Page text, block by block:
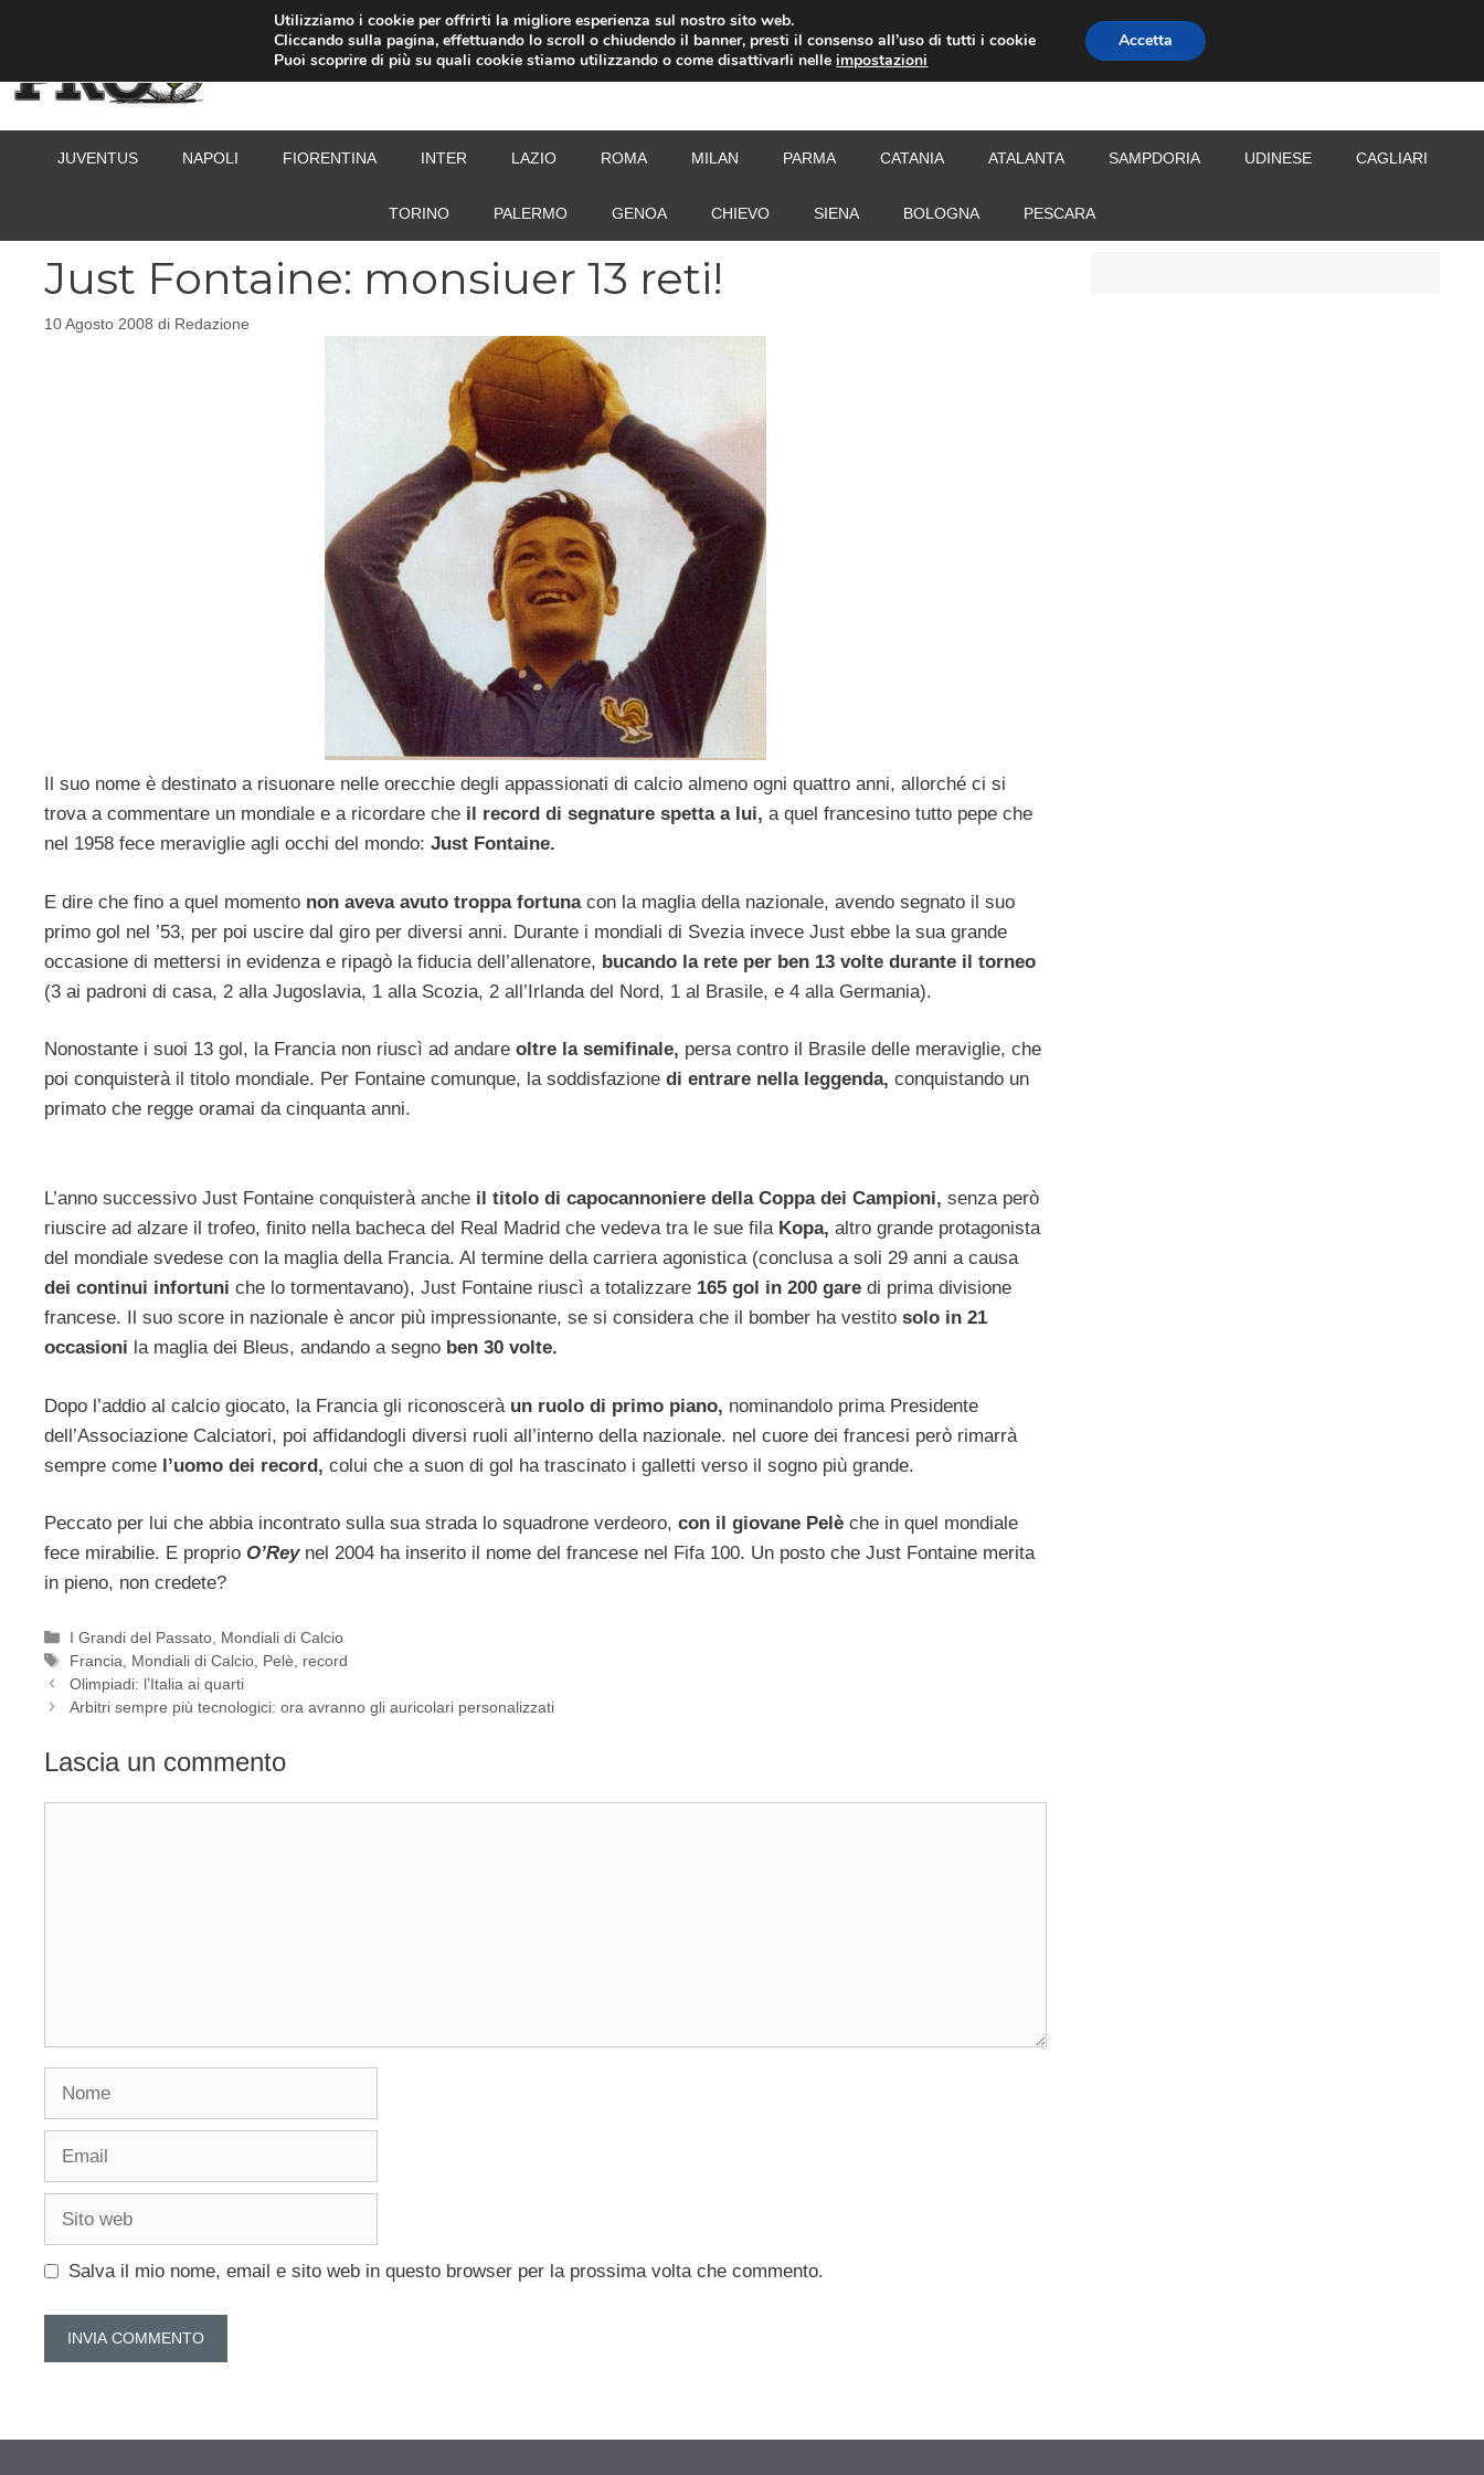
CALCIOMERCATO
JUVENTUS NAPOLI FIORENTINA INTER LAZIO ROMA MILAN PARMA CATANIA ATALANTA SAMPDORIA UDINESE CAGLIARI
TORINO PALERMO GENOA CHIEVO SIENA BOLOGNA PESCARA
Just Fontaine: monsiuer 13 reti!
10 Agosto 2008 di Redazione
Il suo nome è destinato a risuonare nelle orecchie degli appassionati di calcio almeno ogni quattro anni, allorché ci si
trova a commentare un mondiale e a ricordare che il record di segnature spetta a lui, a quel francesino tutto pepe che
nel 1958 fece meraviglie agli occhi del mondo: Just Fontaine.
E dire che fino a quel momento non aveva avuto troppa fortunacon la maglia della nazionale, avendo segnato il suo
primo gol nel ’53, per poi uscire dal giro per diversi anni. Durante i mondiali di Svezia invece Just ebbe la sua grande
occasione di mettersi in evidenza e ripagò la fiducia dell’allenatore, bucando la rete per ben 13 volte durante il torneo
(3 ai padroni di casa, 2 alla Jugoslavia, 1 alla Scozia, 2 all’Irlanda del Nord, 1 al Brasile, e 4 alla Germania).
Nonostante i suoi 13 gol, la Francia non riuscì ad andare oltre la semifinale, persa contro il Brasile delle meraviglie, che
poi conquisterà il titolo mondiale. Per Fontaine comunque, la soddisfazione di entrare nella leggenda, conquistando un
primato che regge oramai da cinquanta anni.
L’anno successivo Just Fontaine conquisterà anche il titolo di capocannoniere della Coppa dei Campioni, senza però
riuscire ad alzare il trofeo, finito nella bacheca del Real Madrid che vedeva tra le sue fila Kopa, altro grande protagonista
del mondiale svedese con la maglia della Francia. Al termine della carriera agonistica (conclusa a soli 29 anni a causa
dei continui infortuni che lo tormentavano), Just Fontaine riuscì a totalizzare 165 gol in 200 gare di prima divisione
francese. Il suo score in nazionale è ancor più impressionante, se si considera che il bomber ha vestito solo in 21
occasioni la maglia dei Bleus, andando a segno ben 30 volte.
Dopo l’addio al calcio giocato, la Francia gli riconoscerà un ruolo di primo piano, nominandolo prima Presidente
dell’Associazione Calciatori, poi affidandogli diversi ruoli all’interno della nazionale. nel cuore dei francesi però rimarrà
sempre come l’uomo dei record, colui che a suon di gol ha trascinato i galletti verso il sogno più grande.
Peccato per lui che abbia incontrato sulla sua strada lo squadrone verdeoro, con il giovane Pelè che in quel mondiale
fece mirabilie. E proprio O’Reynel 2004 ha inserito il nome del francese nel Fifa 100. Un posto che Just Fontaine merita
in pieno, non credete?
Categorie
I Grandi del Passato Mondiali di Calcio
Tag
Francia Mondiali di Calcio Pelè
record
Olimpiadi: l’Italia ai quarti
Arbitri sempre più tecnologici: ora avranno gli auricolari personalizzati
Lascia un commento
Nome
Email
Sito
Salva il mio nome, email e sito web in questo browser per la prossima volta che commento.
Utilizziamo i cookie per offrirti la migliore esperienza sul nostro sito web.
Cliccando sulla pagina, effettuando lo scroll o chiudendo il banner, presti il consenso all’uso di tutti i cookie
Puoi scoprire di più su quali cookie stiamo utilizzando o come disattivarli nelleimpostazioni
Accetta